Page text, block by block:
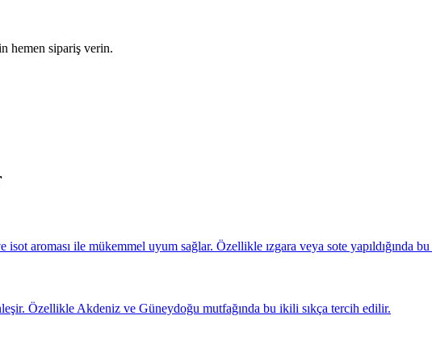
hemen sipariş verin.
aroması ile mükemmel uyum sağlar. Özellikle ızgara veya sote yapıldığında bu
Özellikle Akdeniz ve Güneydoğu mutfağında bu ikili sıkça tercih edilir.